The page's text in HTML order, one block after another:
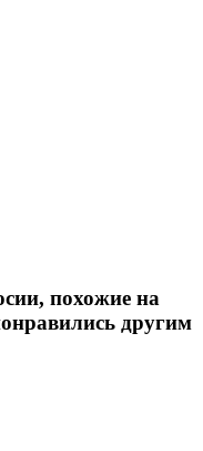
похожие на
другим